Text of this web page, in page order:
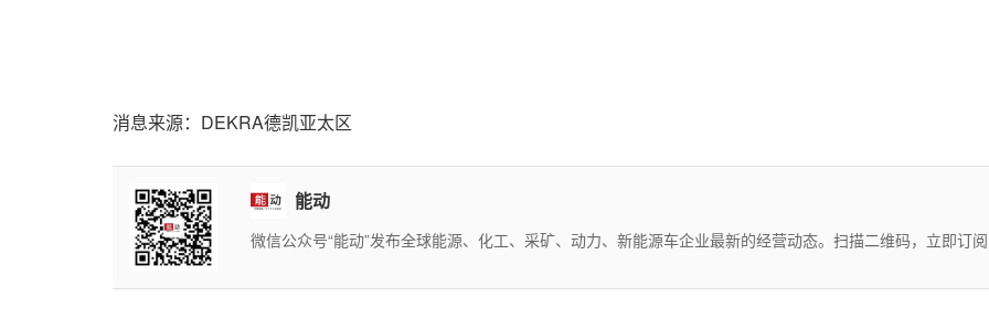
消息来源：DEKRA德凯亚太区
能动
微信公众号“能动”发布全球能源、化工、采矿、动力、新能源车企业最新的经营动态。扫描二维码，立即订